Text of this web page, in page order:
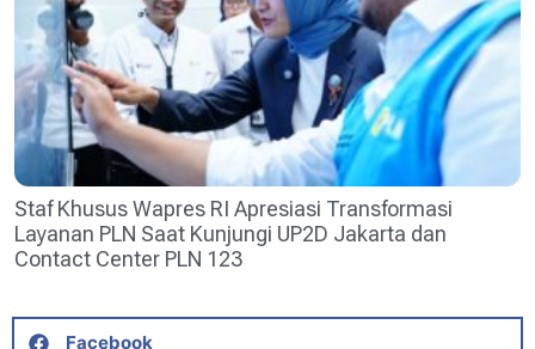
Staf Khusus Wapres RI Apresiasi Transformasi
Layanan PLN Saat Kunjungi UP2D Jakarta dan
Contact Center PLN 123
Facebook